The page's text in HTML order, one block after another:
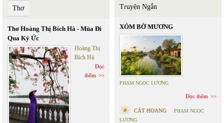
Thơ
Thơ Hoàng Thị Bích Hà - Mùa Đi
Qua Ký Ức
Hoàng Thị
Bích Hà
Đọc
thêm
Truyện Ngắn
XÓM BỜ MƯƠNG
PHẠM NGỌC LƯƠNG
Đọc thêm
CÁT HOANG
PHẠM NGỌC
LƯƠNG